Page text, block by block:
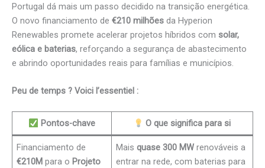
Portugal dá mais um passo decidido na transição energética.
O novo financiamento de €210 milhões da Hyperion
Renewables promete acelerar projetos híbridos com solar,
eólica e baterias, reforçando a segurança de abastecimento
e abrindo oportunidades reais para famílias e municípios.
Peu de temps ? Voici l’essentiel :
Pontos-chave O que significa para si
Financiamento de
€210M para o Projeto
Maisquase 300 MW renováveis a
entrar na rede, com baterias para